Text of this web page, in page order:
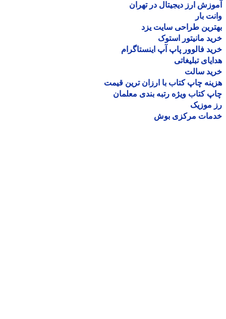
ارز دیجیتال در تهران
بار
طراحی سایت یزد
مانیتور استوک
فالوور پاپ آپ اینستاگرام
تبلیغاتی
سالت
چاپ کتاب با ارزان ترین قیمت
کتاب ویژه رتبه بندی معلمان
موزیک
مرکزی بوش